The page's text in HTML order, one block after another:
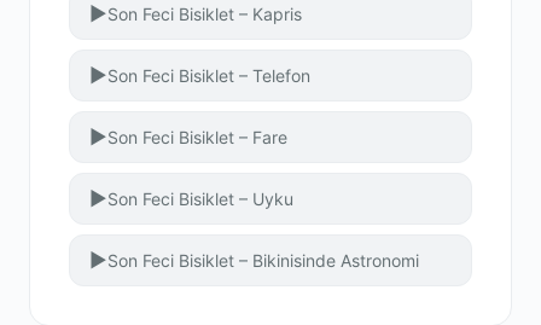
▶Son Feci Bisiklet – Kapris
▶Son Feci Bisiklet – Telefon
▶Son Feci Bisiklet – Fare
▶Son Feci Bisiklet – Uyku
▶Son Feci Bisiklet – Bikinisinde Astronomi